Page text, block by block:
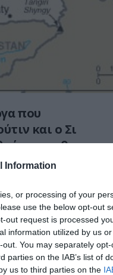
Information
or processing of your
use the below opt-out
out request is processed
information utilized by us
You may separately
parties on the IAB’s list of
us to third parties on the
που
και ο Σι
που θα
τα κράτη
ρέουν εν
από
θέλει να
σε ένα